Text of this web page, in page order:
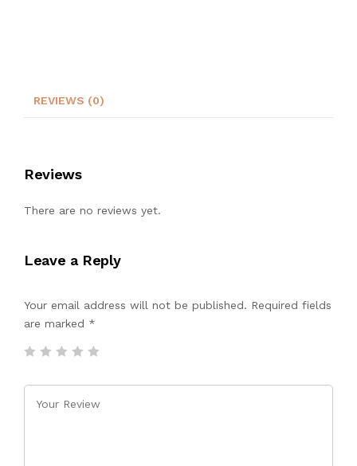
REVIEWS (0)
Reviews
There are no reviews yet.
Leave a Reply
Your email address will not be published. Required fields
are marked *